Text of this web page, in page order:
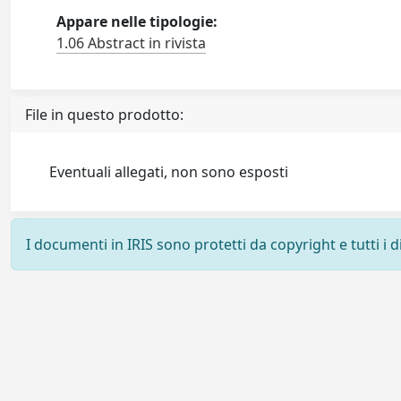
Appare nelle tipologie:
1.06 Abstract in rivista
File in questo prodotto:
Eventuali allegati, non sono esposti
I documenti in IRIS sono protetti da copyright e tutti i